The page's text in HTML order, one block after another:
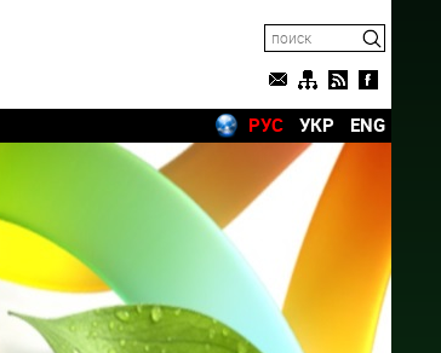
РУС УКР ENG